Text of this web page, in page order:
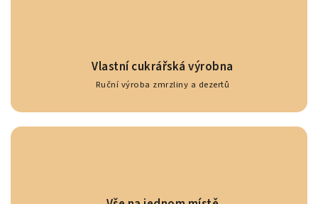
Vlastní cukrářská výrobna
Ruční výroba zmrzliny a dezertů